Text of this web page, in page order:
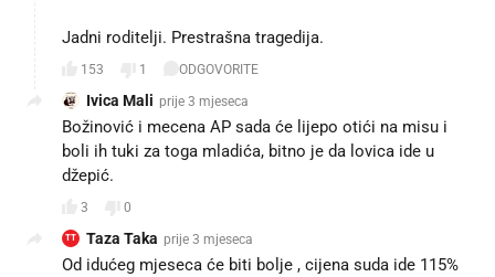
Jadni roditelji. Prestrašna tragedija.
153 1 ODGOVORITE
Ivica Mali prije 3 mjeseca
Božinović i mecena AP sada će lijepo otići na misu i
boli ih tuki za toga mladića, bitno je da lovica ide u
džepić.
3 0
TT Taza Taka prije 3 mjeseca
Od idućeg mjeseca će biti bolje , cijena suda ide 115%